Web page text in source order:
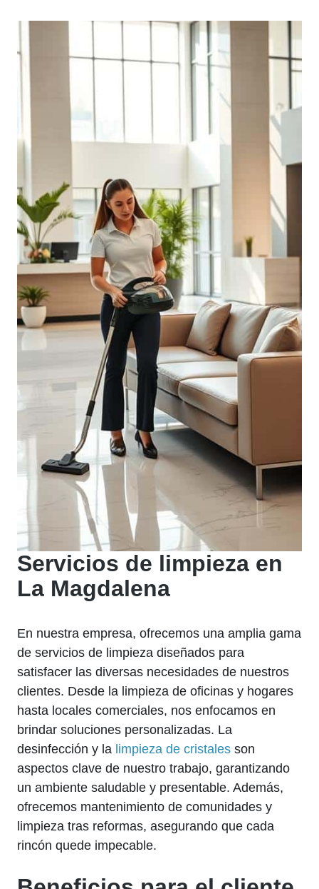
Servicios de limpieza en
La Magdalena
En nuestra empresa, ofrecemos una amplia gama
de servicios de limpieza diseñados para
satisfacer las diversas necesidades de nuestros
clientes. Desde la limpieza de oficinas y hogares
hasta locales comerciales, nos enfocamos en
brindar soluciones personalizadas. La
desinfección y la limpieza de cristales son
aspectos clave de nuestro trabajo, garantizando
un ambiente saludable y presentable. Además,
ofrecemos mantenimiento de comunidades y
limpieza tras reformas, asegurando que cada
rincón quede impecable.